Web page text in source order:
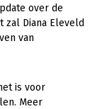
over de
zal Diana Eleveld
van
is voor
Meer